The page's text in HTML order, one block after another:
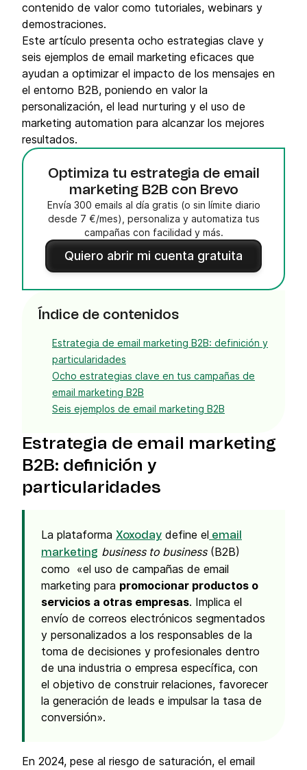
contenido de valor como tutoriales, webinars y
demostraciones.
Este artículo presenta ocho estrategias clave y
seis ejemplos de email marketing eficaces que
ayudan a optimizar el impacto de los mensajes en
el entorno B2B, poniendo en valor la
personalización, el lead nurturing y el uso de
marketing automation para alcanzar los mejores
resultados.
Optimiza tu estrategia de email
marketing B2B con Brevo
Envía 300 emails al día gratis (o sin límite diario
desde 7 €/mes), personaliza y automatiza tus
campañas con facilidad y más.
Quiero abrir mi cuenta gratuita
Índice de contenidos
Estrategia de email marketing B2B: definición y
particularidades
Ocho estrategias clave en tus campañas de
email marketing B2B
Seis ejemplos de email marketing B2B
Estrategia de email marketing
B2B: definición y
particularidades
La plataforma Xoxoday define el email
marketing business to business(B2B)
como «el uso de campañas de email
marketing para promocionar productos o
servicios a otras empresas. Implica el
envío de correos electrónicos segmentados
y personalizados a los responsables de la
toma de decisiones y profesionales dentro
de una industria o empresa específica, con
el objetivo de construir relaciones, favorecer
la generación de leads e impulsar la tasa de
conversión».
En 2024, pese al riesgo de saturación, el email